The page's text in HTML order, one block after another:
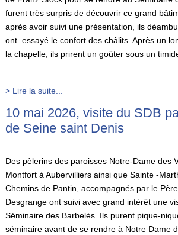
furent très surpris de découvrir ce grand
après avoir suivi une présentation, ils
ont essayé le confort des châlits. Après un
la chapelle, ils prirent un goûter
> Lire la suite...
10 mai 2026, visite du SDB
de Seine saint Denis
Des pèlerins des paroisses Notre-Dame des
Montfort à Aubervilliers ainsi que Sainte -
Chemins de Pantin, accompagnés par le
Desgrange ont suivi avec grand intérêt une
Séminaire des Barbelés. Ils purent pique-
séminaire avant de se rendre à Notre